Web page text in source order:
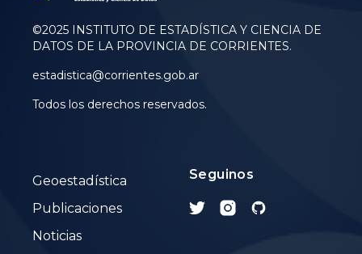
©2025 INSTITUTO DE ESTADÍSTICA Y CIENCIA DE
DATOS DE LA PROVINCIA DE CORRIENTES.
estadistica@corrientes.gob.ar
Todos los derechos reservados.
Geoestadística
Publicaciones
Noticias
Seguinos